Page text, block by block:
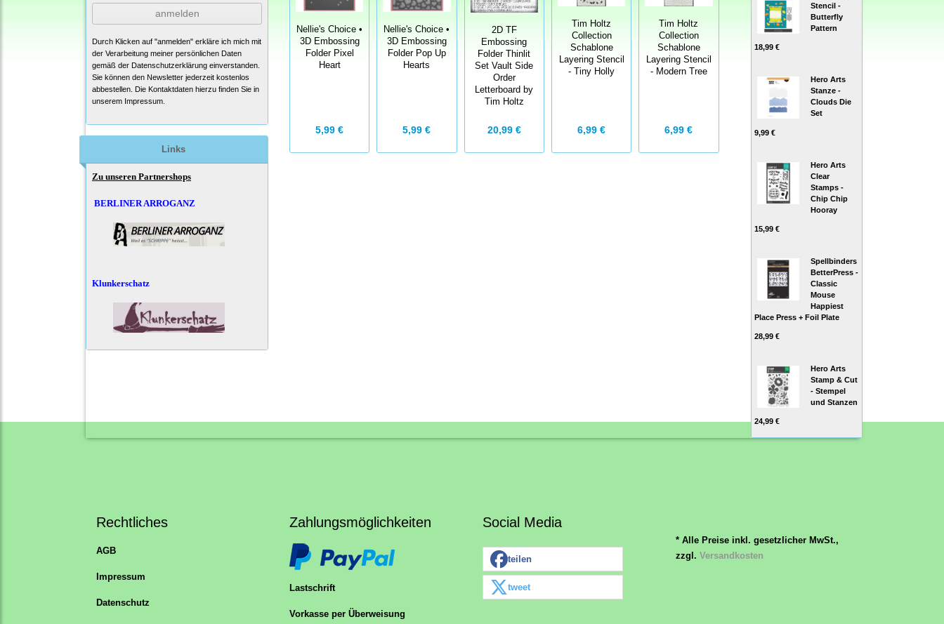
anmelden
Durch Klicken auf "anmelden" erkläre ich mich mit
der Verarbeitung meiner persönlichen Daten
gemäß der Datenschutzerklärung einverstanden.
Sie können den Newsletter jederzeit kostenlos
abbestellen. Die Kontaktdaten hierzu finden Sie in
unserem Impressum.
Links
Zu unseren Partnershops
BERLINER ARROGANZ
Klunkerschatz
Nellie's Choice •
3D Embossing
Folder Pixel
Heart
5,99 €
Nellie's Choice •
3D Embossing
Folder Pop Up
Hearts
5,99 €
2D TF
Embossing
Folder Thinlit
Set Vault Side
Order
Letterboard by
Tim Holtz
20,99 €
Tim Holtz
Collection
Schablone
Layering Stencil
- Tiny Holly
6,99 €
Tim Holtz
Collection
Schablone
Layering Stencil
- Modern Tree
6,99 €
Stencil -
Butterfly
Pattern
18,99 €
Hero Arts
Stanze -
Clouds Die
Set
9,99 €
Hero Arts
Clear
Stamps -
Chip Chip
Hooray
15,99 €
Spellbinders
BetterPress -
Classic
Mouse
Happiest
Place Press + Foil Plate
28,99 €
Hero Arts
Stamp & Cut
- Stempel
und Stanzen
24,99 €
Rechtliches
AGB
Impressum
Datenschutz
Zahlungsmöglichkeiten
Lastschrift
Vorkasse per Überweisung
Social Media
teilen
tweet
* Alle Preise inkl. gesetzlicher MwSt.,
zzgl. Versandkosten